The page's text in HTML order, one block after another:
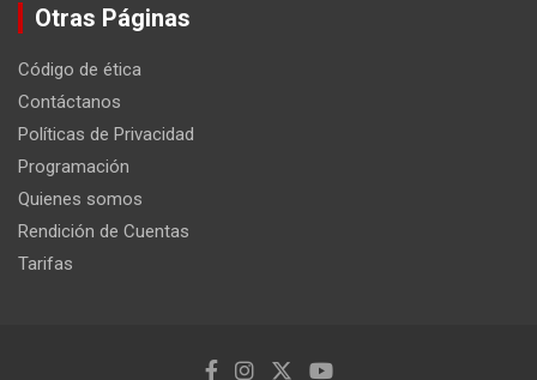
Otras Páginas
Código de ética
Contáctanos
Políticas de Privacidad
Programación
Quienes somos
Rendición de Cuentas
Tarifas